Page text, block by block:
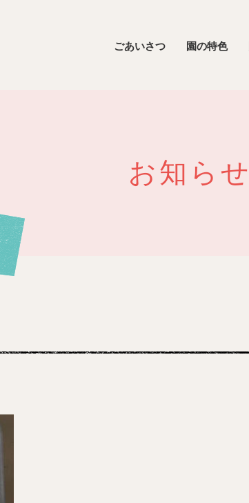
ごあいさつ 園の特色
お知らせ